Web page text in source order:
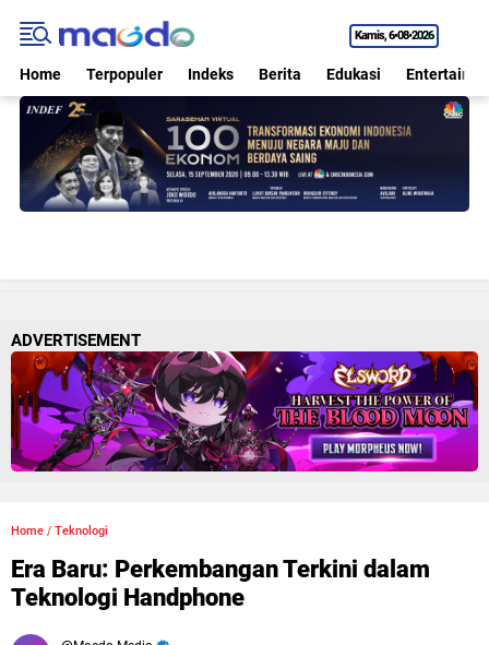
Kamis 6•08•2026
Home Terpopuler Indeks Berita Edukasi
ADVERTISEMENT
Home / Teknologi
Era Baru: Perkembangan Terkini dalam
Teknologi Handphone